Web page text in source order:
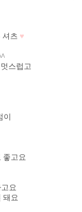
셔츠 ♥
스럽고
이
좋고요
요
돼요